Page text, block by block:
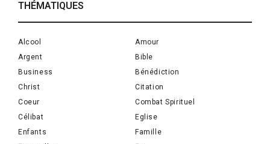
THÉMATIQUES
Alcool
Amour
Argent
Bible
Business
Bénédiction
Christ
Citation
Coeur
Combat Spirituel
Célibat
Eglise
Enfants
Famille